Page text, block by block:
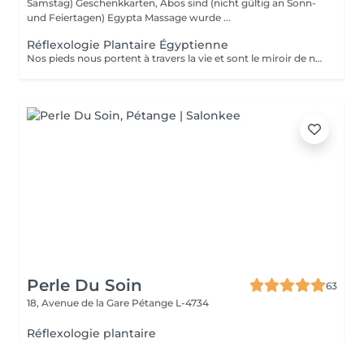
Samstag) Geschenkkarten, Abos sind (nicht gültig an Sonn-
und Feiertagen) Egypta Massage wurde ...
Réflexologie Plantaire Égyptienne
Nos pieds nous portent à travers la vie et sont le miroir de notre santé. Le massage égyptien de la réflexologie remonte à 2330 avant J.-C. selon des inscriptions qui ont été retrouvées montrant d'anciens égyptiens pratiquant ce type de traitement médical. Le massage des pieds soulage les tensions et favorise l'auto-guérison.
Perle Du Soin
63
18, Avenue de la Gare Pétange L-4734
Réflexologie plantaire